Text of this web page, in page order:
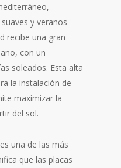
y veranos
recibe una gran
con un
soleados. Esta alta
la instalación de
maximizar la
del sol.
una de las más
que las placas